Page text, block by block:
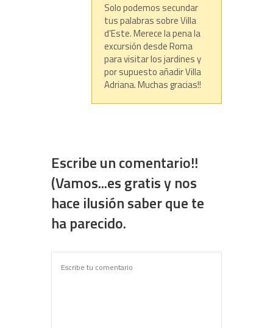
Solo podemos secundar
tus palabras sobre Villa
d’Este. Merece la pena la
excursión desde Roma
para visitar los jardines y
por supuesto añadir Villa
Adriana. Muchas gracias!!
Escribe un comentario!!
(Vamos...es gratis y nos
hace ilusión saber que te
ha parecido.